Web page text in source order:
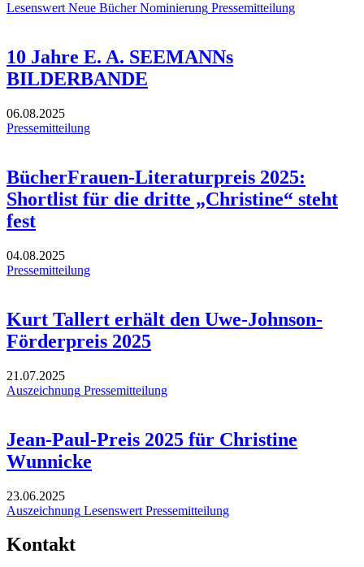
Lesenswert Neue Bücher Nominierung Pressemitteilung
10 Jahre E. A. SEEMANNs
BILDERBANDE
06.08.2025
Pressemitteilung
BücherFrauen-Literaturpreis 2025:
Shortlist für die dritte „Christine“ steht
fest
04.08.2025
Pressemitteilung
Kurt Tallert erhält den Uwe-Johnson-
Förderpreis 2025
21.07.2025
Auszeichnung Pressemitteilung
Jean-Paul-Preis 2025 für Christine
Wunnicke
23.06.2025
Auszeichnung Lesenswert Pressemitteilung
Kontakt